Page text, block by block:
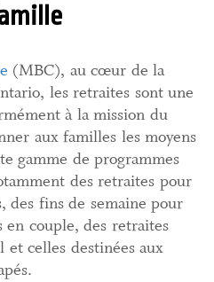
(MBC), au cœur de la
les retraites sont une
à la mission du
aux familles les moyens
gamme de programmes
des retraites pour
des fins de semaine pour
en couple, des retraites
celles destinées aux